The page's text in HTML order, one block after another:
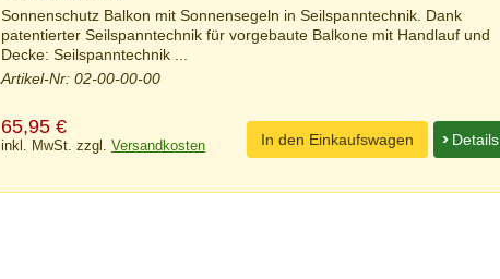
Sonnenschutz Balkon mit Sonnensegeln in Seilspanntechnik. Dank
patentierter Seilspanntechnik für vorgebaute Balkone mit Handlauf und
Decke: Seilspanntechnik ...
Artikel-Nr: 02-00-00-00
65,95 €
inkl. MwSt. zzgl. Versandkosten Details
In den Einkaufswagen